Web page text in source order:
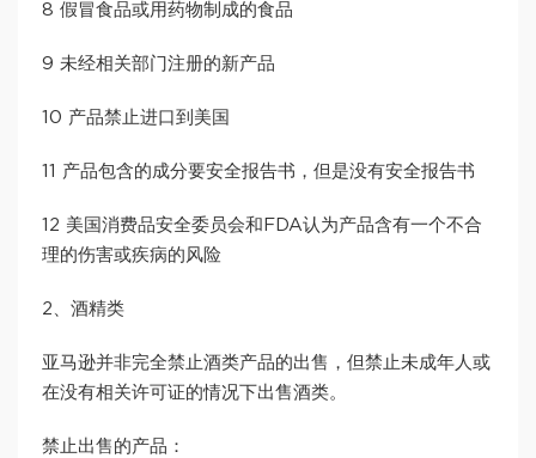
8 假冒食品或用药物制成的食品
9 未经相关部门注册的新产品
10 产品禁止进口到美国
11 产品包含的成分要安全报告书，但是没有安全报告书
12 美国消费品安全委员会和FDA认为产品含有一个不合
理的伤害或疾病的风险
2、酒精类
亚马逊并非完全禁止酒类产品的出售，但禁止未成年人或
在没有相关许可证的情况下出售酒类。
禁止出售的产品：